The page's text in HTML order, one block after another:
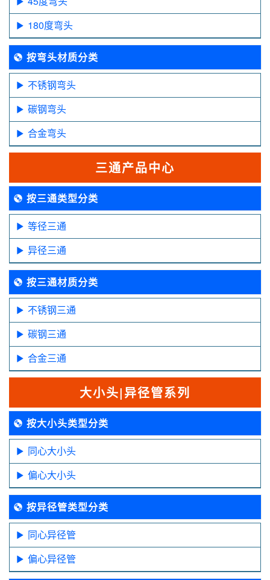
180度弯头
按弯头材质分类
不锈钢弯头
碳钢弯头
合金弯头
三通产品中心
按三通类型分类
等径三通
异径三通
按三通材质分类
不锈钢三通
碳钢三通
合金三通
大小头|异径管系列
按大小头类型分类
同心大小头
偏心大小头
按异径管类型分类
同心异径管
偏心异径管